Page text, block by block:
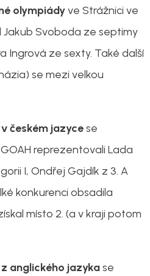
olympiádyve Strážnici ve
Jakub Svoboda ze septimy
Ingrová ze sexty. Také další
se mezi velkou
českém jazycese
reprezentovali Lada
I, Ondřej Gajdík z 3. A
konkurenci obsadila
místo 2. (a v kraji potom
anglického jazykase